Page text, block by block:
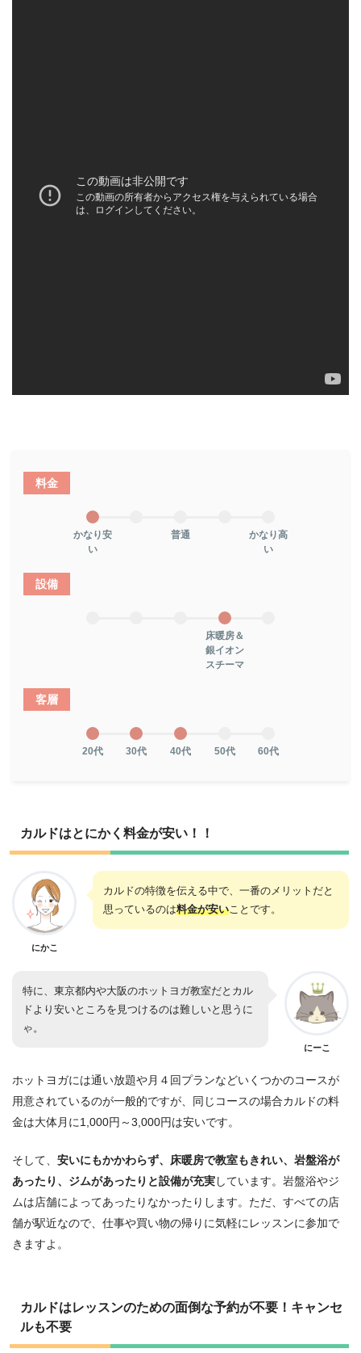
料金
かなり安
い
普通
かなり高
い
設備
床暖房＆
銀イオン
スチーマ
客層
20代 30代 40代 50代 60代
カルドはとにかく料金が安い！！
にかこ
カルドの特徴を伝える中で、一番のメリットだと
思っているのは料金が安いことです。
特に、東京都内や大阪のホットヨガ教室だとカル
ドより安いところを見つけるのは難しいと思うに
ゃ。
にーこ
ホットヨガには通い放題や月４回プランなどいくつかのコースが
用意されているのが一般的ですが、同じコースの場合カルドの料
金は大体月に1,000円～3,000円は安いです。
そして、 安いにもかかわらず、床暖房で教室もきれい、岩盤浴が
あったり、ジムがあったりと設備が充実 しています。岩盤浴やジ
ムは店舗によってあったりなかったりします。ただ、すべての店
舗が駅近なので、仕事や買い物の帰りに気軽にレッスンに参加で
きますよ。
カルドはレッスンのための面倒な予約が不要！キャンセ
ルも不要